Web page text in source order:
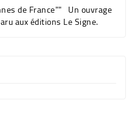
de France"" Un ouvrage
aux éditions Le Signe.